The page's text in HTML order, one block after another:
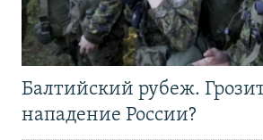
Балтийский рубеж.
нападение России?